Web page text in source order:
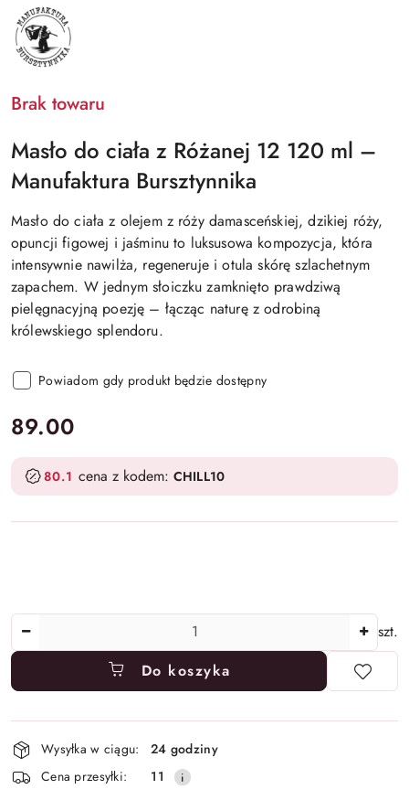
MANUFAKTURA
BURSZTYNNIKA
Brak towaru
Masło do ciała z Różanej 12 120 ml –
Manufaktura Bursztynnika
Masło do ciała z olejem z róży damasceńskiej, dzikiej róży,
opuncji figowej i jaśminu to luksusowa kompozycja, która
intensywnie nawilża, regeneruje i otula skórę szlachetnym
zapachem. W jednym słoiczku zamknięto prawdziwą
pielęgnacyjną poezję – łącząc naturę z odrobiną
królewskiego splendoru.
Powiadom gdy produkt będzie dostępny
cena:
89.00
80.1 cena z kodem: CHILL10
szt.
Do koszyka
Dostępność
i
dostawa
Wysyłka w ciągu:
24 godziny
Cena przesyłki:
11